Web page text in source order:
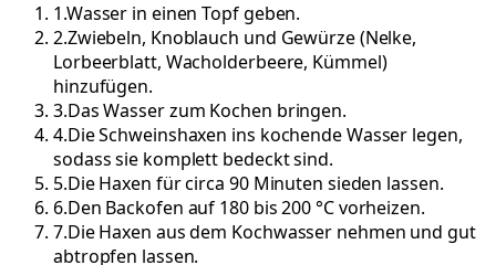
1.Wasser in einen Topf geben.
2.Zwiebeln, Knoblauch und Gewürze (Nelke,
Lorbeerblatt, Wacholderbeere, Kümmel)
hinzufügen.
3.Das Wasser zum Kochen bringen.
4.Die Schweinshaxen ins kochende Wasser legen,
sodass sie komplett bedeckt sind.
5.Die Haxen für circa 90 Minuten sieden lassen.
6.Den Backofen auf 180 bis 200 °C vorheizen.
7.Die Haxen aus dem Kochwasser nehmen und gut
abtropfen lassen.